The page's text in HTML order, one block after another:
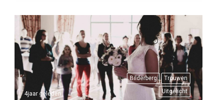
Bilderberg
Trouwen
Uitgelicht
4jaar geleden